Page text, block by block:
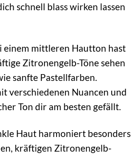
schnell blass wirken lassen
einem mittleren Hautton hast
Zitronengelb-Töne sehen
sanfte Pastellfarben.
verschiedenen Nuancen und
Ton dir am besten gefällt.
Haut harmoniert besonders
kräftigen Zitronengelb-